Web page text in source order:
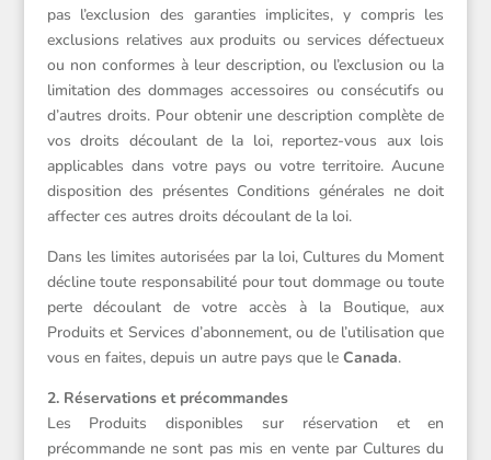
pas l’exclusion des garanties implicites, y compris les
exclusions relatives aux produits ou services défectueux
ou non conformes à leur description, ou l’exclusion ou la
limitation des dommages accessoires ou consécutifs ou
d’autres droits. Pour obtenir une description complète de
vos droits découlant de la loi, reportez-vous aux lois
applicables dans votre pays ou votre territoire. Aucune
disposition des présentes Conditions générales ne doit
affecter ces autres droits découlant de la loi.
Dans les limites autorisées par la loi, Cultures du Moment
décline toute responsabilité pour tout dommage ou toute
perte découlant de votre accès à la Boutique, aux
Produits et Services d’abonnement, ou de l’utilisation que
vous en faites, depuis un autre pays que le Canada.
2. Réservations et précommandes
Les Produits disponibles sur réservation et en
précommande ne sont pas mis en vente par Cultures du